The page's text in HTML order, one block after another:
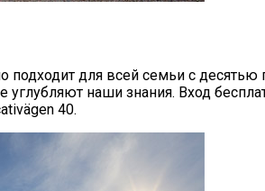
подходит для всей семьи с
наши знания. Вход
40.